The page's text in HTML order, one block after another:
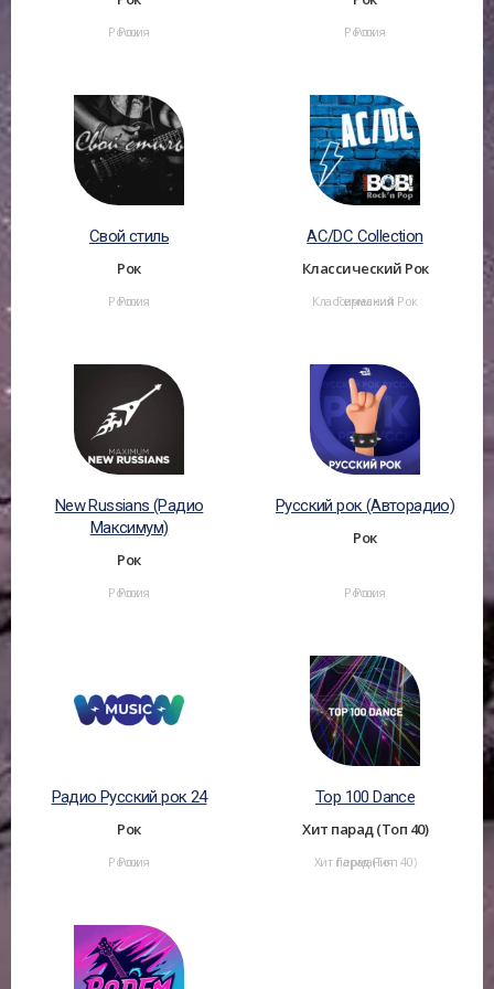
Рок
Россия Рок
Россия
Свой стиль
Рок
Рок
Россия
AC/DC Collection
Классический Рок
Классический Рок
Германия
New Russians (Радио
Максимум)
Рок
Рок
Россия
Русский рок (Авторадио)
Рок
Рок
Россия
Радио Русский рок 24
Рок
Рок
Россия
Top 100 Dance
Хит парад (Топ 40)
Хит парад (Топ 40)
Германия